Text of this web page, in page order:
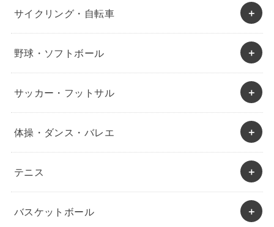
サイクリング・自転車
野球・ソフトボール
サッカー・フットサル
体操・ダンス・バレエ
テニス
バスケットボール